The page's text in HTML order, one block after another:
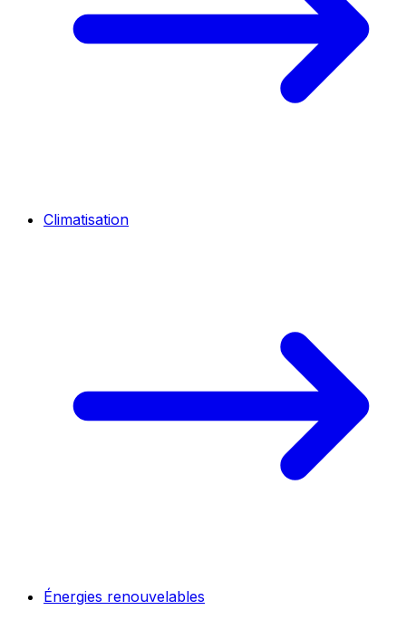
Climatisation
Énergies renouvelables